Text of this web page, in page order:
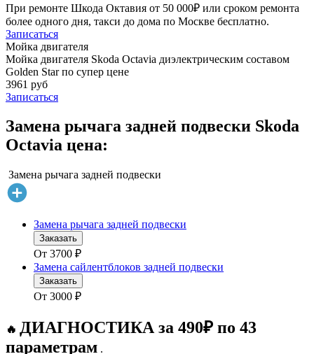
При ремонте Шкода Октавия от 50 000₽ или сроком ремонта
более одного дня, такси до дома по Москве бесплатно.
Записаться
Мойка двигателя
Мойка двигателя Skoda Octavia диэлектрическим составом
Golden Star по супер цене
3961 руб
Записаться
Замена рычага задней подвески Skoda
Octavia цена:
Замена рычага задней подвески
Замена рычага задней подвески
Заказать
От 3700 ₽
Замена сайлентблоков задней подвески
Заказать
От 3000 ₽
🔥 ДИАГНОСТИКА за 490₽ по 43
параметрам .